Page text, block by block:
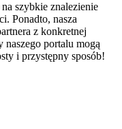
szybkie znalezienie
Ponadto, nasza
z konkretnej
portalu mogą
i przystępny sposób!